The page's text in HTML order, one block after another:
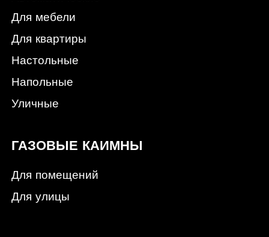
Для мебели
Для квартиры
Настольные
Напольные
Уличные
ГАЗОВЫЕ КАИМНЫ
Для помещений
Для улицы